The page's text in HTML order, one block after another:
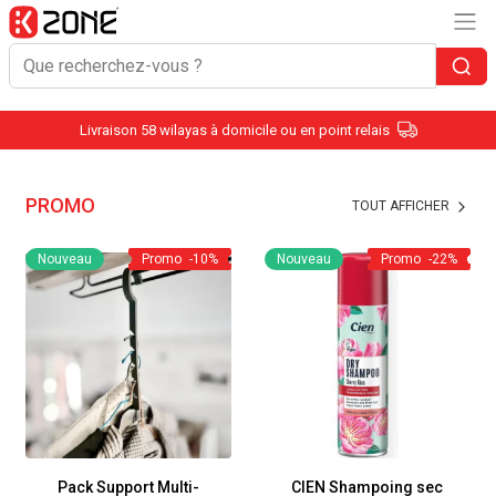
Livraison 58 wilayas à domicile ou en point relais
PROMO TOUT AFFICHER
Promo -10%
Pack Support Multi-
Nouveau Promo -22%
CIEN Shampoing sec
Nouveau